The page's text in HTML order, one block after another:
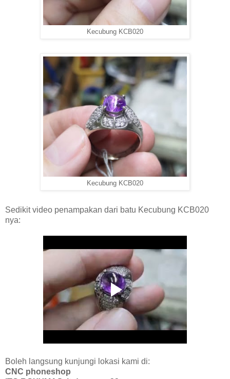
Kecubung KCB020
Kecubung KCB020
Sedikit video penampakan dari batu Kecubung KCB020
nya:
Boleh langsung kunjungi lokasi kami di:
CNC phoneshop